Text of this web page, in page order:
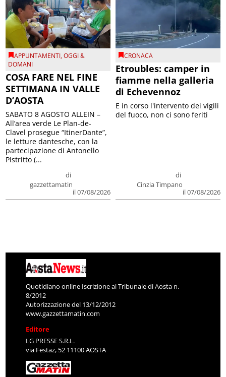
APPUNTAMENTI,OGGI &
DOMANI
COSA FARE NEL FINE
SETTIMANA IN VALLE
D’AOSTA
di
gazzettamatin
il 07/08/2026
SABATO 8 AGOSTO ALLEIN –
All’area verde Le Plan-de-
Clavel prosegue “ItinerDante”,
le letture dantesche, con la
partecipazione di Antonello
Pistritto (...
CRONACA
Etroubles: camper in
fiamme nella galleria
di Echevennoz
di
Cinzia Timpano
il 07/08/2026
E in corso l'intervento dei vigili
del fuoco, non ci sono feriti
Quotidiano online Iscrizione al Tribunale di Aosta n.
8/2012
Autorizzazione del 13/12/2012
www.gazzettamatin.com
Editore
LG PRESSE S.R.L.
via Festaz, 52 11100 AOSTA